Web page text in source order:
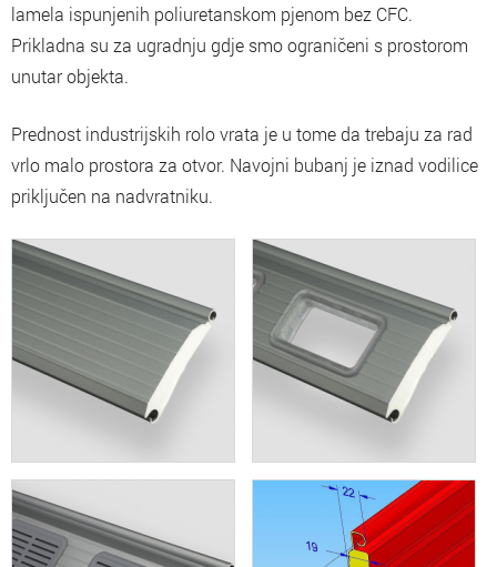
lamela ispunjenih poliuretanskom pjenom bez CFC.
Prikladna su za ugradnju gdje smo ograničeni s prostorom
unutar objekta.
Prednost industrijskih rolo vrata je u tome da trebaju za rad
vrlo malo prostora za otvor. Navojni bubanj je iznad vodilice
priključen na nadvratniku.